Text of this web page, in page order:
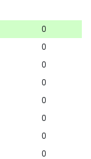
0
0
0
0
0
0
0
0